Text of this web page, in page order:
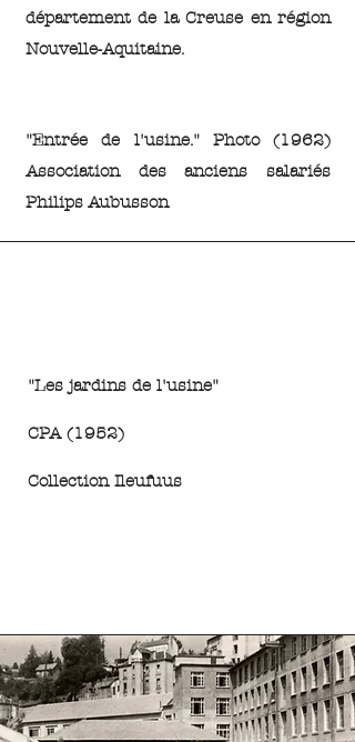
département de la Creuse en région
Nouvelle-Aquitaine.
"Entrée de l'usine." Photo (1962)
Association des anciens salariés
Philips Aubusson
"Les jardins de l'usine"
CPA (1952)
Collection Ileufuus